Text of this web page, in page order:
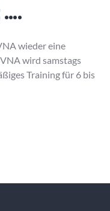
wieder eine
wird samstags
Training für 6 bis